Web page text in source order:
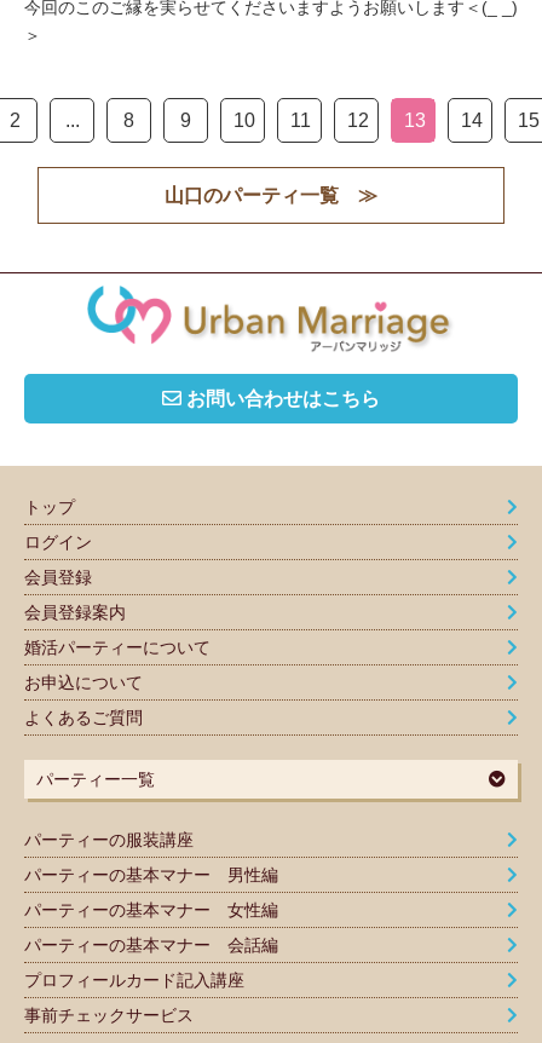
今回のこのご縁を実らせてくださいますようお願いします＜(_ _)
＞
2 ... 8 9 10 11 12 13 14 15
山口のパーティ一覧 ≫
お問い合わせはこちら
トップ
ログイン
会員登録
会員登録案内
婚活パーティーについて
お申込について
よくあるご質問
パーティー一覧
パーティーの服装講座
パーティーの基本マナー 男性編
パーティーの基本マナー 女性編
パーティーの基本マナー 会話編
プロフィールカード記入講座
事前チェックサービス